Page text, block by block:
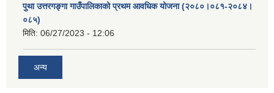
पुथा उत्तरगङ्गा गाउँपालिकाको प्रथम आवधिक योजना (२०८०।०८१-२०८४।
०८५)
मिति: 06/27/2023 - 12:06
अन्य